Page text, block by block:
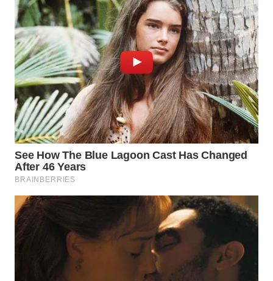
WN
PRIANGAN
TIMUR
WN
SEMARANG
WN
SOLO
WN
BOROBUDUR
MADURA